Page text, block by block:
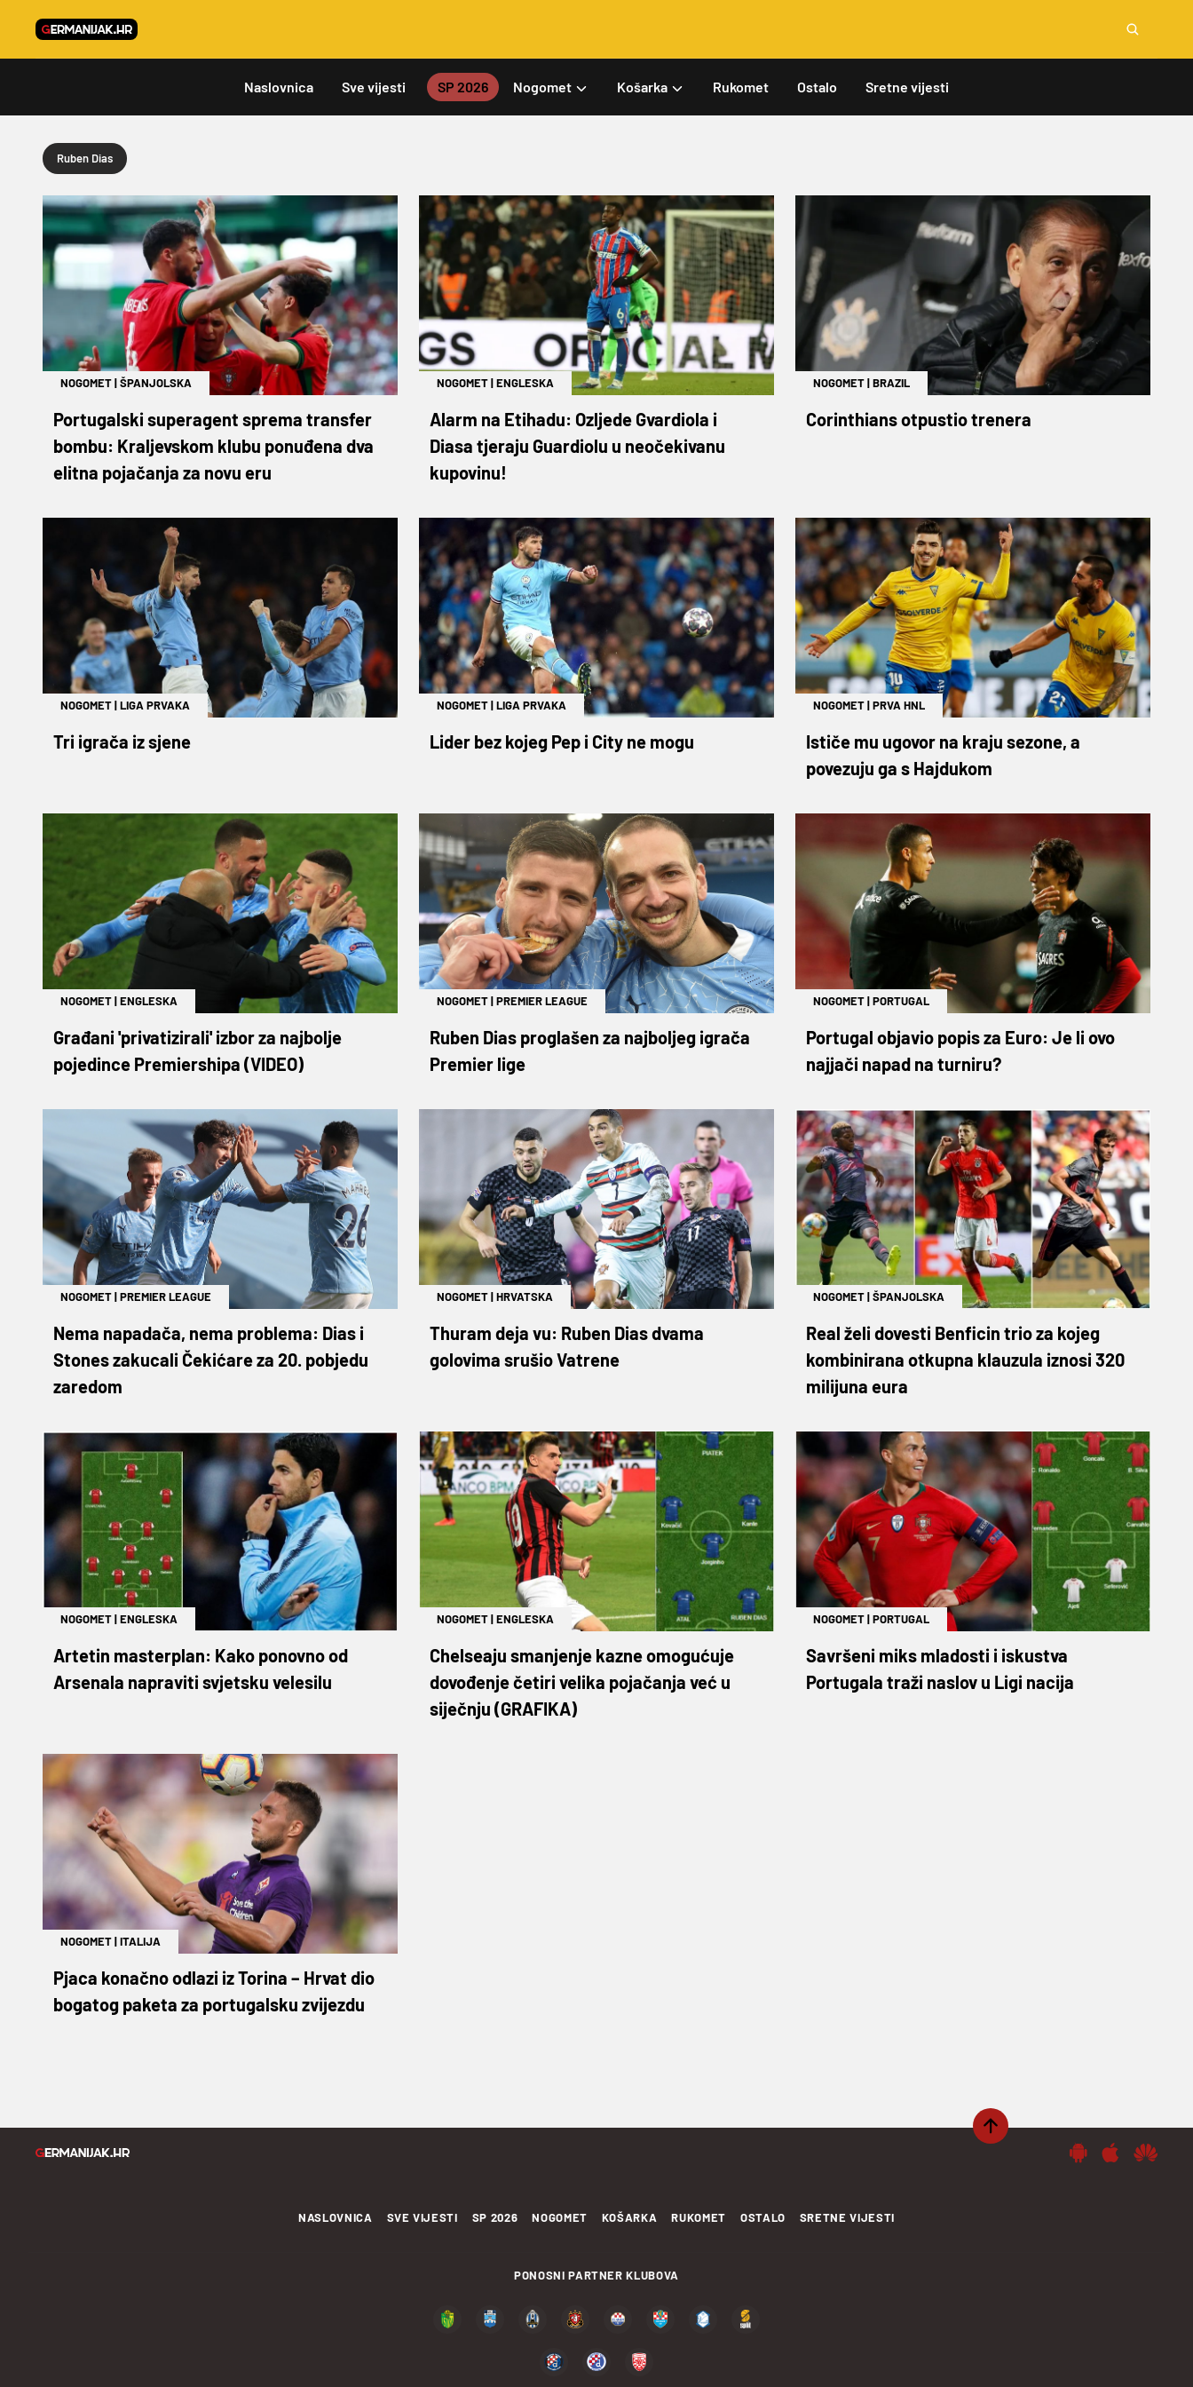
Naslovnica Sve vijesti SP 2026 Nogomet Košarka Rukomet Ostalo Sretne vijesti
Ruben Dias
NOGOMET|ŠPANJOLSKA
Portugalski superagent sprema transfer
bombu: Kraljevskom klubu ponuđena dva
elitna pojačanja za novu eru
NOGOMET|ENGLESKA
Alarm na Etihadu: Ozljede Gvardiola i
Diasa tjeraju Guardiolu u neočekivanu
kupovinu!
NOGOMET|BRAZIL
Corinthians otpustio trenera
NOGOMET|LIGA PRVAKA
Tri igrača iz sjene
NOGOMET|LIGA PRVAKA
Lider bez kojeg Pep i City ne mogu
NOGOMET|PRVA HNL
Ističe mu ugovor na kraju sezone, a
povezuju ga s Hajdukom
NOGOMET|ENGLESKA
Građani 'privatizirali' izbor za najbolje
pojedince Premiershipa (VIDEO)
NOGOMET|PREMIER LEAGUE
Ruben Dias proglašen za najboljeg igrača
Premier lige
NOGOMET|PORTUGAL
Portugal objavio popis za Euro: Je li ovo
najjači napad na turniru?
NOGOMET|PREMIER LEAGUE
Nema napadača, nema problema: Dias i
Stones zakucali Čekićare za 20. pobjedu
zaredom
NOGOMET|HRVATSKA
Thuram deja vu: Ruben Dias dvama
golovima srušio Vatrene
NOGOMET|ŠPANJOLSKA
Real želi dovesti Benficin trio za kojeg
kombinirana otkupna klauzula iznosi 320
milijuna eura
NOGOMET|ENGLESKA
Artetin masterplan: Kako ponovno od
Arsenala napraviti svjetsku velesilu
NOGOMET|ENGLESKA
Chelseaju smanjenje kazne omogućuje
dovođenje četiri velika pojačanja već u
siječnju (GRAFIKA)
NOGOMET|PORTUGAL
Savršeni miks mladosti i iskustva
Portugala traži naslov u Ligi nacija
NOGOMET|ITALIJA
Pjaca konačno odlazi iz Torina – Hrvat dio
bogatog paketa za portugalsku zvijezdu
NASLOVNICA SVE VIJESTI SP 2026 NOGOMET KOŠARKA RUKOMET OSTALO SRETNE VIJESTI
PONOSNI PARTNER KLUBOVA